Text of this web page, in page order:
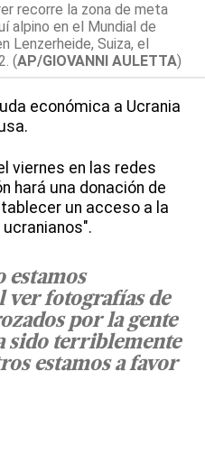
recorre la zona de meta
alpino en el Mundial de
Lenzerheide, Suiza, el
(AP/GIOVANNI AULETTA)
económica a Ucrania
viernes en las redes
hará una donación de
un acceso a la
estamos
fotografías de
por la gente
sido terriblemente
estamos a favor